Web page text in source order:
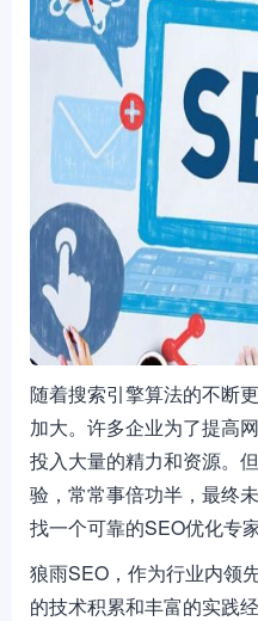
随着搜索引擎算法的不断
加大。许多企业为了提高
投入大量的精力和资源。
验，常常事倍功半，最终
找一个可靠的SEO优化专
狼雨SEO，作为行业内领
的技术积累和丰富的实践